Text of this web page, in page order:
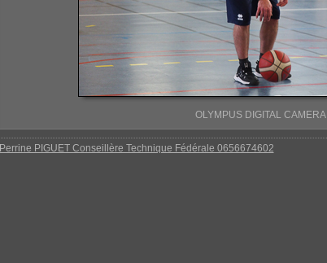
OLYMPUS DIGITAL CAMERA
Perrine PIGUET Conseillère Technique Fédérale 0656674602